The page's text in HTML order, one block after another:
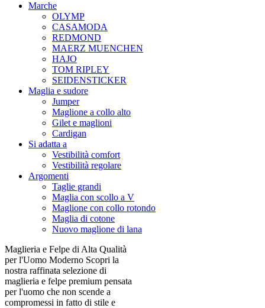
Marche
OLYMP
CASAMODA
REDMOND
MAERZ MUENCHEN
HAJO
TOM RIPLEY
SEIDENSTICKER
Maglia e sudore
Jumper
Maglione a collo alto
Gilet e maglioni
Cardigan
Si adatta a
Vestibilità comfort
Vestibilità regolare
Argomenti
Taglie grandi
Maglia con scollo a V
Maglione con collo rotondo
Maglia di cotone
Nuovo maglione di lana
Maglieria e Felpe di Alta Qualità
per l'Uomo Moderno Scopri la
nostra raffinata selezione di
maglieria e felpe premium pensata
per l'uomo che non scende a
compromessi in fatto di stile e